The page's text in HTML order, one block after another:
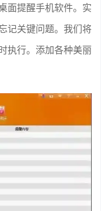
面提醒手机软件。实
记关键问题。我们将
执行。添加各种美丽